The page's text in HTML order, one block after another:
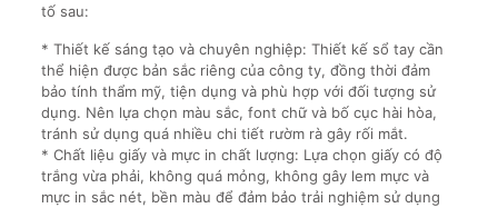
tố sau:
* Thiết kế sáng tạo và chuyên nghiệp: Thiết kế sổ tay cần
thể hiện được bản sắc riêng của công ty, đồng thời đảm
bảo tính thẩm mỹ, tiện dụng và phù hợp với đối tượng sử
dụng. Nên lựa chọn màu sắc, font chữ và bố cục hài hòa,
tránh sử dụng quá nhiều chi tiết rườm rà gây rối mắt.
* Chất liệu giấy và mực in chất lượng: Lựa chọn giấy có độ
trắng vừa phải, không quá mỏng, không gây lem mực và
mực in sắc nét, bền màu để đảm bảo trải nghiệm sử dụng